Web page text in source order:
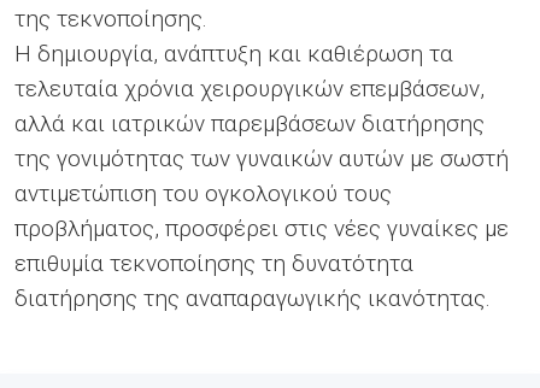
της τεκνοποίησης.
Η δημιουργία, ανάπτυξη και καθιέρωση τα
τελευταία χρόνια χειρουργικών επεμβάσεων,
αλλά και ιατρικών παρεμβάσεων διατήρησης
της γονιμότητας των γυναικών αυτών με σωστή
αντιμετώπιση του ογκολογικού τους
προβλήματος, προσφέρει στις νέες γυναίκες με
επιθυμία τεκνοποίησης τη δυνατότητα
διατήρησης της αναπαραγωγικής ικανότητας.